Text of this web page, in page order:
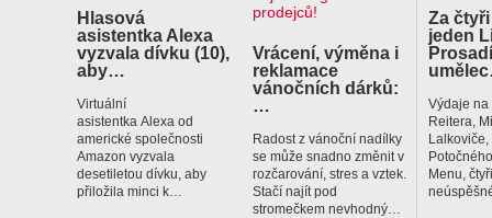
Hlasová
asistentka Alexa
vyzvala dívku (10),
aby…
Virtuální
asistentka Alexa od
americké společnosti
Amazon vyzvala
desetiletou dívku, aby
přiložila minci k…
Vrácení, výměna i
reklamace
vánočních dárků:
…
Radost z vánoční nadílky
se může snadno změnit v
rozčarování, stres a vztek.
Stačí najít pod
stromečkem nevhodný…
Za
jeden
Výdaje na
Reitera,
Menu,